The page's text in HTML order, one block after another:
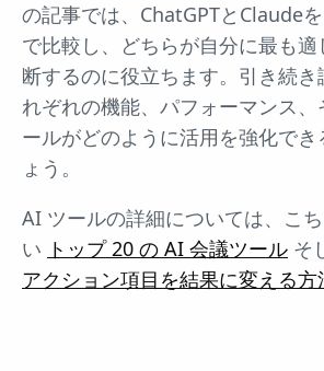
の記事では、ChatGPTとClaude
で比較し、どちらが自分に最も
断するのに役立ちます。引き続き
れぞれの機能、パフォーマンス
ールがどのように活用を強化でき
ょう。
AI ツールの詳細については、こ
い トップ 20 の AI 会議ツール そ
アクション項目を結果に変える方